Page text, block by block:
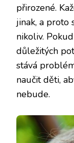
přirozené.
jinak, a proto
nikoliv.
důležitých
stává
naučit děti,
nebude.